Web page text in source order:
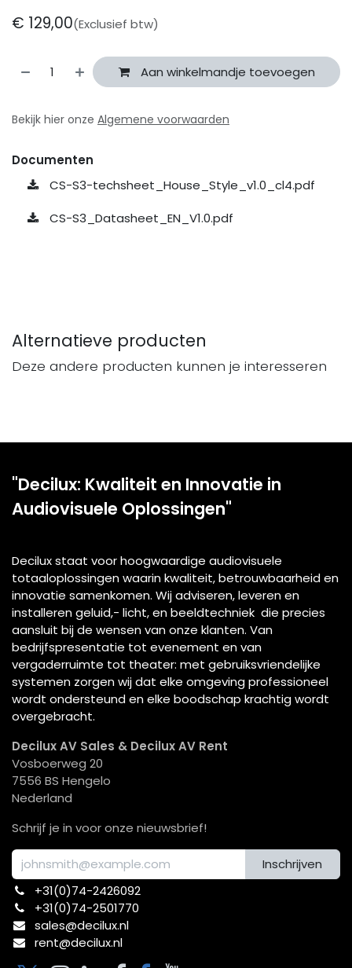
€ 129,00(Exclusief btw)
Aan winkelmandje toevoegen
Bekijk hier onze Algemene voorwaarden
Documenten
CS-S3-techsheet_House_Style_v1.0_cl4.pdf
CS-S3_Datasheet_EN_V1.0.pdf
Alternatieve producten
Deze andere producten kunnen je interesseren
"Decilux: Kwaliteit en Innovatie in
Audiovisuele Oplossingen"
Decilux staat voor hoogwaardige audiovisuele
totaaloplossingen waarin kwaliteit, betrouwbaarheid en
innovatie samenkomen. Wij adviseren, leveren en
installeren geluid,- licht, en beeldtechniek die precies
aansluit bij de wensen van onze klanten. Van
bedrijfspresentatie tot evenement en van
vergaderruimte tot theater: met gebruiksvriendelijke
systemen zorgen wij dat elke omgeving professioneel
wordt ondersteund en elke boodschap krachtig wordt
overgebracht.
Decilux AV Sales & Decilux AV Rent
Vosboerweg 20
7556 BS Hengelo
Nederland
Schrijf je in voor onze nieuwsbrief!
Inschrijven
+31(0)74-2426092​
+31(0)74-2501770
sales@decilux.nl
rent@decilux.nl